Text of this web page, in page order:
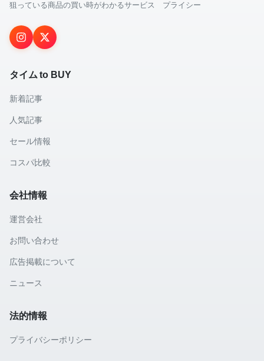
狙っている商品の買い時がわかるサービス プライシー
タイム to BUY
新着記事
人気記事
セール情報
コスパ比較
会社情報
運営会社
お問い合わせ
広告掲載について
ニュース
法的情報
プライバシーポリシー